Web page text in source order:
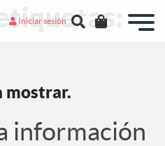
Iniciar sesión
mostrar.
información